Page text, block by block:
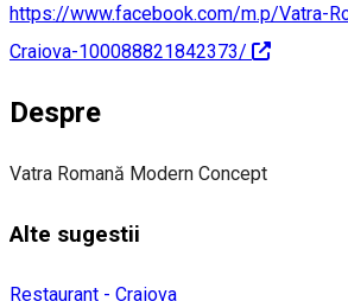
https://www.facebook.com/m.p/Vatra-
Craiova-100088821842373/
Despre
Vatra Romană Modern Concept
Alte sugestii
Restaurant - Craiova